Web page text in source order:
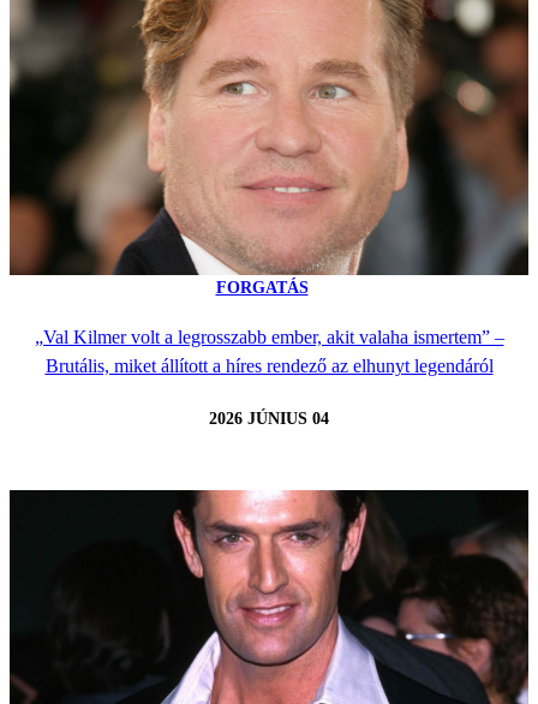
FORGATÁS
„Val Kilmer volt a legrosszabb ember, akit valaha ismertem” –
Brutális, miket állított a híres rendező az elhunyt legendáról
2026 JÚNIUS 04